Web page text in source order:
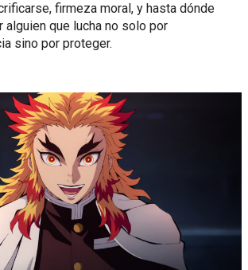
firmeza moral, y hasta dónde
alguien que lucha no solo por
sino por proteger.